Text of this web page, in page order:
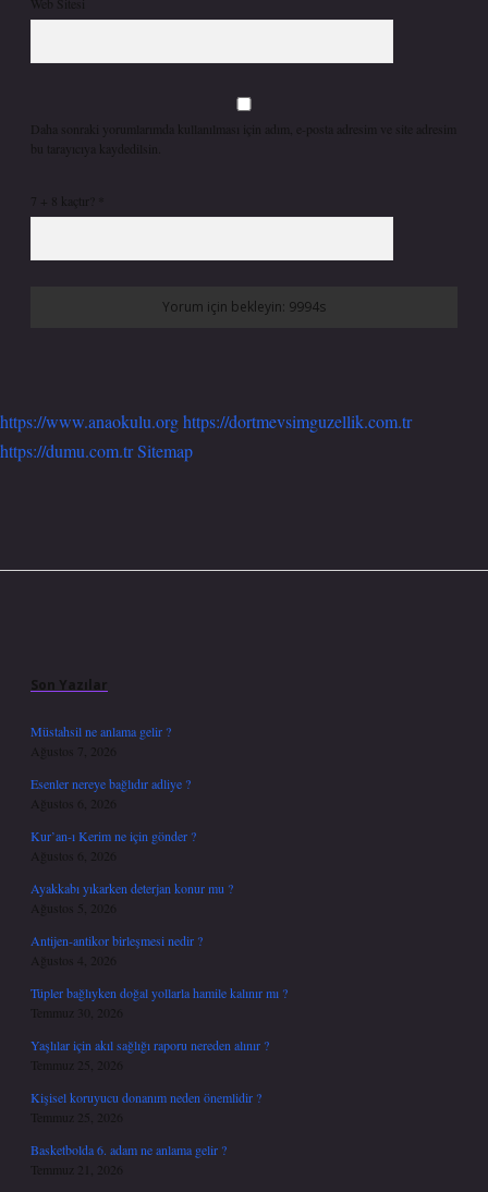
Daha sonraki yorumlarımda kullanılması için adım, e-posta adresim ve site adresim
bu tarayıcıya kaydedilsin.
7 + 8 kaçtır?
https://www.anaokulu.orghttps://dortmevsimguzellik.com.tr
https://dumu.com.trSitemap
Son Yazılar
Müstahsil ne anlama gelir ?
Ağustos 7, 2026
Esenler nereye bağlıdır adliye ?
Ağustos 6, 2026
Kur’an-ı Kerim ne için gönder ?
Ağustos 6, 2026
Ayakkabı yıkarken deterjan konur mu ?
Ağustos 5, 2026
Antijen-antikor birleşmesi nedir ?
Ağustos 4, 2026
Tüpler bağlıyken doğal yollarla hamile kalınır mı ?
Temmuz 30, 2026
Yaşlılar için akıl sağlığı raporu nereden alınır ?
Temmuz 25, 2026
Kişisel koruyucu donanım neden önemlidir ?
Temmuz 25, 2026
Basketbolda 6. adam ne anlama gelir ?
Temmuz 21, 2026